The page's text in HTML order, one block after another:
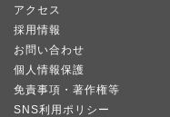
アクセス
採用情報
お問い合わせ
個人情報保護
免責事項・著作権等
SNS利用ポリシー